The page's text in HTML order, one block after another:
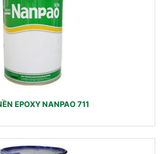
EPOXY NANPAO 711